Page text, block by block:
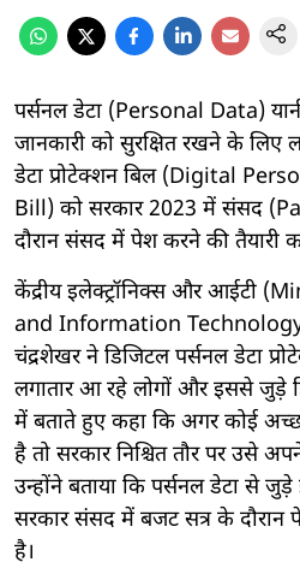
पर्सनल डेटा (Personal Data)
जानकारी को सुरक्षित रखने के लिए
डेटा प्रोटेक्शन बिल (Digital
Bill) को सरकार 2023 में संसद
दौरान संसद में पेश करने की तैयारी
केंद्रीय इलेक्ट्रॉनिक्स और आईटी
and Information Technology
चंद्रशेखर ने डिजिटल पर्सनल डेटा
लगातार आ रहे लोगों और इससे जुड़े
में बताते हुए कहा कि अगर कोई
है तो सरकार निश्चित तौर पर उसे
उन्होंने बताया कि पर्सनल डेटा से
सरकार संसद में बजट सत्र के दौरान
है।